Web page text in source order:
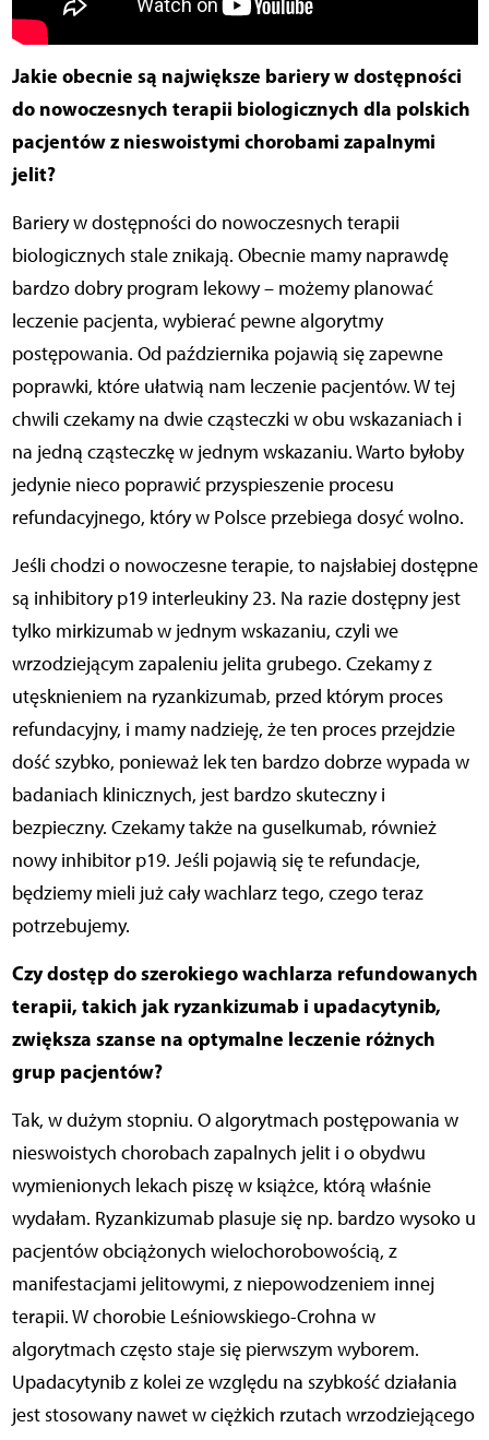
Jakie obecnie są największe bariery w dostępności
do nowoczesnych terapii biologicznych dla polskich
pacjentów z nieswoistymi chorobami zapalnymi
jelit?
Bariery w dostępności do nowoczesnych terapii
biologicznych stale znikają. Obecnie mamy naprawdę
bardzo dobry program lekowy – możemy planować
leczenie pacjenta, wybierać pewne algorytmy
postępowania. Od października pojawią się zapewne
poprawki, które ułatwią nam leczenie pacjentów. W tej
chwili czekamy na dwie cząsteczki w obu wskazaniach i
na jedną cząsteczkę w jednym wskazaniu. Warto byłoby
jedynie nieco poprawić przyspieszenie procesu
refundacyjnego, który w Polsce przebiega dosyć wolno.
Jeśli chodzi o nowoczesne terapie, to najsłabiej dostępne
są inhibitory p19 interleukiny 23. Na razie dostępny jest
tylko mirkizumab w jednym wskazaniu, czyli we
wrzodziejącym zapaleniu jelita grubego. Czekamy z
utęsknieniem na ryzankizumab, przed którym proces
refundacyjny, i mamy nadzieję, że ten proces przejdzie
dość szybko, ponieważ lek ten bardzo dobrze wypada w
badaniach klinicznych, jest bardzo skuteczny i
bezpieczny. Czekamy także na guselkumab, również
nowy inhibitor p19. Jeśli pojawią się te refundacje,
będziemy mieli już cały wachlarz tego, czego teraz
potrzebujemy.
Czy dostęp do szerokiego wachlarza refundowanych
terapii, takich jak ryzankizumab i upadacytynib,
zwiększa szanse na optymalne leczenie różnych
grup pacjentów?
Tak, w dużym stopniu. O algorytmach postępowania w
nieswoistych chorobach zapalnych jelit i o obydwu
wymienionych lekach piszę w książce, którą właśnie
wydałam. Ryzankizumab plasuje się np. bardzo wysoko u
pacjentów obciążonych wielochorobowością, z
manifestacjami jelitowymi, z niepowodzeniem innej
terapii. W chorobie Leśniowskiego-Crohna w
algorytmach często staje się pierwszym wyborem.
Upadacytynib z kolei ze względu na szybkość działania
jest stosowany nawet w ciężkich rzutach wrzodziejącego